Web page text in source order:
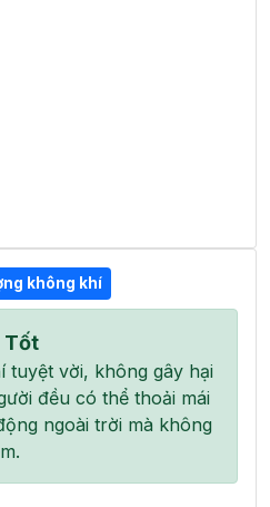
không khí
Tốt
tuyệt vời, không gây hại
đều có thể thoải mái
ngoài trời mà không